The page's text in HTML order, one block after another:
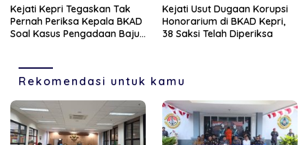
Bengkong
Kejati Kepri Tegaskan Tak
Pernah Periksa Kepala BKAD
Soal Kasus Pengadaan Baju
Kejati Usut Dugaan Korupsi
Honorarium di BKAD Kepri,
38 Saksi Telah Diperiksa
Rekomendasi untuk kamu